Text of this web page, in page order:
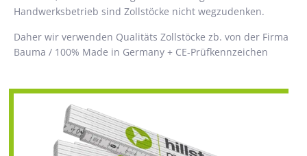
Handwerksbetrieb sind Zollstöcke nicht wegzudenken.
Daher wir verwenden Qualitäts Zollstöcke zb. von der Firma
Bauma / 100% Made in Germany + CE-Prüfkennzeichen